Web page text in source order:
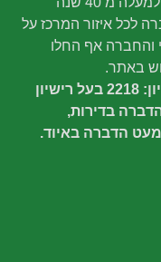
לכל איזור המרכז על
והחברה אף החלו
באתר.
שם המדביר: מור אזולאי מספר רישיון: 2218 בעל רישיון
בדירות,
הדברה באיוד.